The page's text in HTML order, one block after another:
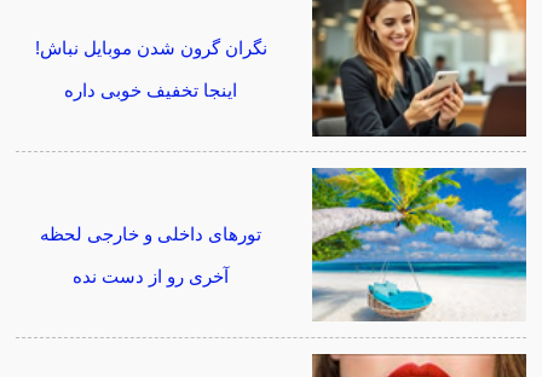
نگران گرون شدن موبایل نباش!
اینجا تخفیف خوبی داره
تورهای داخلی و خارجی لحظه
آخری رو از دست نده